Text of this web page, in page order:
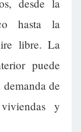
desde la
hasta la
libre. La
puede
de
y